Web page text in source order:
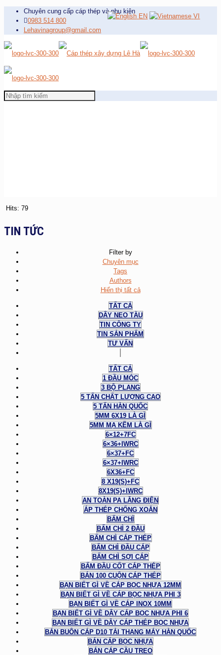
Chuyên cung cấp cáp thép và phụ kiện
0983 514 800
Lehavinagroup@gmail.com
Hits: 79
TIN TỨC
Filter by
Chuyên mục
Tags
Authors
Hiển thị tất cả
TẤT CẢ
DÂY NEO TÀU
TIN CÔNG TY
TIN SẢN PHẨM
TƯ VẤN
TẤT CẢ
1 ĐẦU MÓC
3 BỘ PLANG
5 TẤN CHẤT LƯỢNG CAO
5 TẤN HÀN QUỐC
5MM 6X19 LÀ GÌ
5MM MẠ KẼM LÀ GÌ
6×12+7FC
6×36+IWRC
6×37+FC
6×37+IWRC
6X36+FC
8 X19(S)+FC
8X19(S)+IWRC
AN TOÀN PA LĂNG ĐIỆN
ÁP THÉP CHỐNG XOẮN
BẤM CHÌ
BẤM CHÌ 2 ĐẦU
BẤM CHÌ CÁP THÉP
BẤM CHÌ ĐẦU CÁP
BẤM CHÌ SỢI CÁP
BẤM ĐẦU CỐT CÁP THÉP
BÁN 100 CUỘN CÁP THÉP
BẠN BIẾT GÌ VỀ CÁP BỌC NHỰA 12MM
BẠN BIẾT GÌ VỀ CÁP BỌC NHỰA PHI 3
BẠN BIẾT GÌ VỀ CÁP INOX 10MM
BẠN BIẾT GÌ VỀ DÂY CÁP BỌC NHỰA PHI 6
BẠN BIẾT GÌ VỀ DÂY CÁP THÉP BỌC NHỰA
BÁN BUÔN CÁP D10 TẢI THANG MÁY HÀN QUỐC
BÁN CÁP BỌC NHỰA
BÁN CÁP CẦU TREO
EN VI